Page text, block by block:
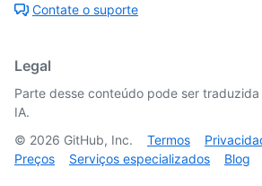
Contate o suporte
Legal
Parte desse conteúdo pode ser
IA.
© 2026 GitHub, Inc. Termos
Preços
Serviços especializados Blog